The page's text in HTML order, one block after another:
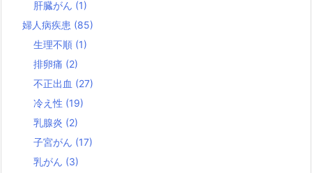
肝臓がん (1)
婦人病疾患 (85)
生理不順 (1)
排卵痛 (2)
不正出血 (27)
冷え性 (19)
乳腺炎 (2)
子宮がん (17)
乳がん (3)